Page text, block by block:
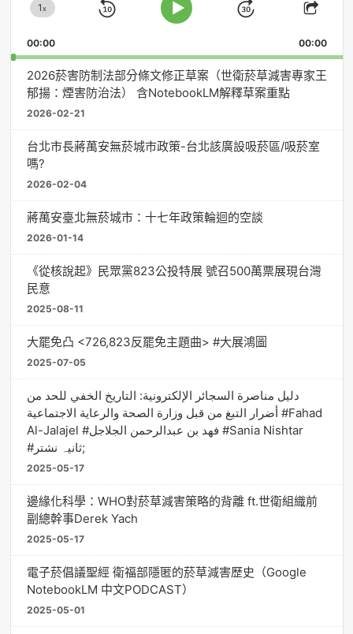
Change
Rate
1x
Skip
Play
Jump
Forward
Share
00:00 00:00
2026菸害防制法部分條文修正草案（世衛菸草減害專家王
郁揚：煙害防治法） 含NotebookLM解釋草案重點
2026-02-21
台北市長蔣萬安無菸城市政策-台北該廣設吸菸區/吸菸室
嗎?
2026-02-04
蔣萬安臺北無菸城市：十七年政策輪迴的空談
2026-01-14
《從核說起》民眾黨823公投特展 號召500萬票展現台灣
民意
2025-08-11
大罷免凸 <726,823反罷免主題曲> #大展鴻圖
2025-07-05
دليل مناصرة السجائر الإلكترونية: التاريخ الخفي للحد من
أضرار التبغ من قبل وزارة الصحة والرعاية الاجتماعية #Fahad
Al-Jalajel #فهد بن عبدالرحمن الجلاجل #Sania Nishtar
#ثانیہ نشتر;
2025-05-17
邊緣化科學：WHO對菸草減害策略的背離 ft.世衛組織前
副總幹事Derek Yach
2025-05-17
電子菸倡議聖經 衛福部隱匿的菸草減害歷史（Google
NotebookLM 中文PODCAST）
2025-05-01